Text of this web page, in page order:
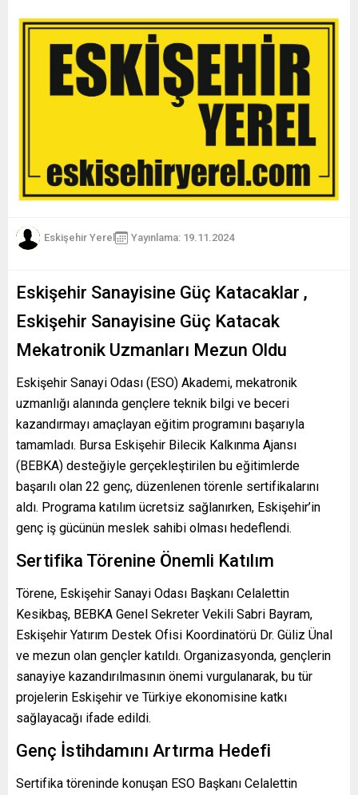
Eskişehir Yerel Yayınlama: 19.11.2024
Eskişehir Sanayisine Güç Katacaklar ,
Eskişehir Sanayisine Güç Katacak
Mekatronik Uzmanları Mezun Oldu
Eskişehir Sanayi Odası (ESO) Akademi, mekatronik
uzmanlığı alanında gençlere teknik bilgi ve beceri
kazandırmayı amaçlayan eğitim programını başarıyla
tamamladı. Bursa Eskişehir Bilecik Kalkınma Ajansı
(BEBKA) desteğiyle gerçekleştirilen bu eğitimlerde
başarılı olan 22 genç, düzenlenen törenle sertifikalarını
aldı. Programa katılım ücretsiz sağlanırken, Eskişehir’in
genç iş gücünün meslek sahibi olması hedeflendi.
Sertifika Törenine Önemli Katılım
Törene, Eskişehir Sanayi Odası Başkanı Celalettin
Kesikbaş, BEBKA Genel Sekreter Vekili Sabri Bayram,
Eskişehir Yatırım Destek Ofisi Koordinatörü Dr. Güliz Ünal
ve mezun olan gençler katıldı. Organizasyonda, gençlerin
sanayiye kazandırılmasının önemi vurgulanarak, bu tür
projelerin Eskişehir ve Türkiye ekonomisine katkı
sağlayacağı ifade edildi.
Genç İstihdamını Artırma Hedefi
Sertifika töreninde konuşan ESO Başkanı Celalettin